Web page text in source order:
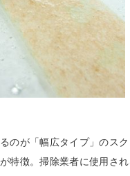
のが「幅広タイプ」のス
特徴。掃除業者に使用さ